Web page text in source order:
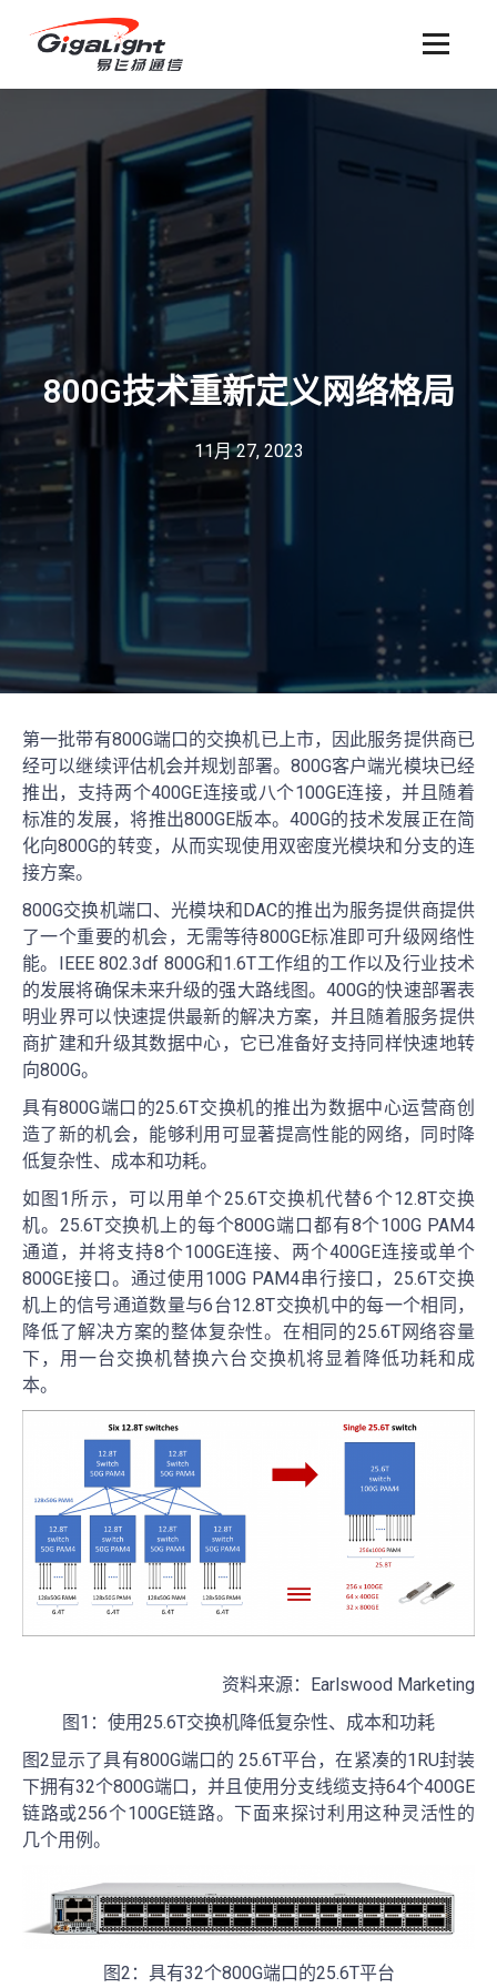
开放光网络器件的向导
800G技术重新定义网络格局
11月 27, 2023
第一批带有800G端口的交换机已上市，因此服务提供商已
经可以继续评估机会并规划部署。800G客户端光模块已经
推出，支持两个400GE连接或八个100GE连接，并且随着
标准的发展，将推出800GE版本。400G的技术发展正在简
化向800G的转变，从而实现使用双密度光模块和分支的连
接方案。
800G交换机端口、光模块和DAC的推出为服务提供商提供
了一个重要的机会，无需等待800GE标准即可升级网络性
能。IEEE 802.3df 800G和1.6T工作组的工作以及行业技术
的发展将确保未来升级的强大路线图。400G的快速部署表
明业界可以快速提供最新的解决方案，并且随着服务提供
商扩建和升级其数据中心，它已准备好支持同样快速地转
向800G。
具有800G端口的25.6T交换机的推出为数据中心运营商创
造了新的机会，能够利用可显著提高性能的网络，同时降
低复杂性、成本和功耗。
如图1所示，可以用单个25.6T交换机代替6个12.8T交换
机。25.6T交换机上的每个800G端口都有8个100G PAM4
通道，并将支持8个100GE连接、两个400GE连接或单个
800GE接口。通过使用100G PAM4串行接口，25.6T交换
机上的信号通道数量与6台12.8T交换机中的每一个相同，
降低了解决方案的整体复杂性。在相同的25.6T网络容量
下，用一台交换机替换六台交换机将显着降低功耗和成
本。
资料来源：Earlswood Marketing
图1：使用25.6T交换机降低复杂性、成本和功耗
图2显示了具有800G端口的 25.6T平台，在紧凑的1RU封装
下拥有32个800G端口，并且使用分支线缆支持64个400GE
链路或256个100GE链路。下面来探讨利用这种灵活性的
几个用例。
图2：具有32个800G端口的25.6T平台